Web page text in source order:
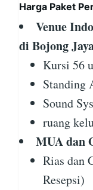
Harga Paket
Venue
di Bojong
Kursi 56
Standing
Sound
ruang
MUA dan
Rias dan
Resepsi)